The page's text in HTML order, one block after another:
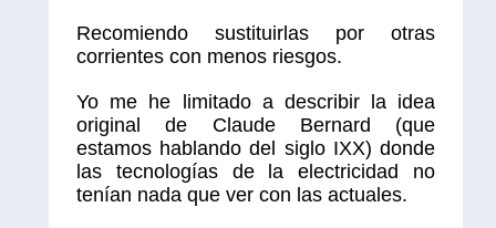
Recomiendo sustituirlas por otras
corrientes con menos riesgos.
Yo me he limitado a describir la idea
original de Claude Bernard (que
estamos hablando del siglo IXX) donde
las tecnologías de la electricidad no
tenían nada que ver con las actuales.